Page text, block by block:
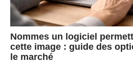
Nommes un logiciel
cette image : guide des
le marché